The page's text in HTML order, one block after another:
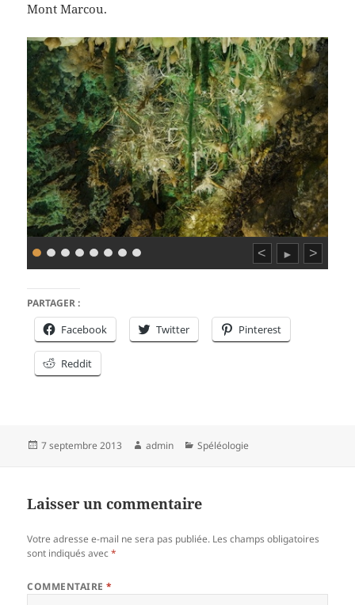
Mont Marcou.
< ► >
PARTAGER :
Facebook Twitter Pinterest
Reddit
Publié
7 septembre 2013 Auteur
admin Catégories
Spéléologie
Laisser un commentaire
Votre adresse e-mail ne sera pas publiée. Les champs obligatoires
sont indiqués avec*
COMMENTAIRE*